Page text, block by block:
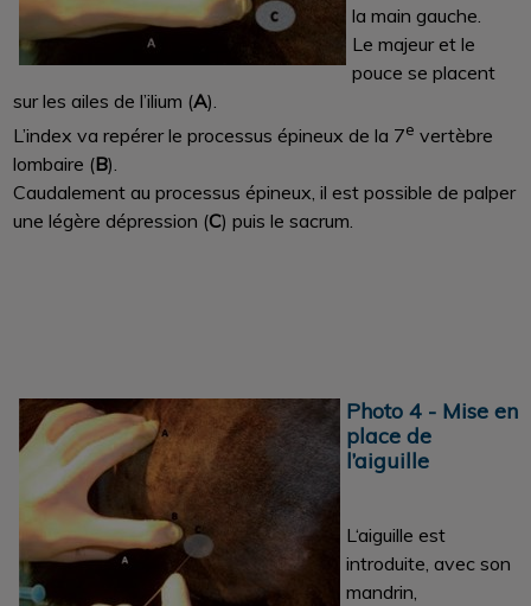
la main gauche.
Le majeur et le
pouce se placent
sur les ailes de l’ilium (A).
L’index va repérer le processus épineux de la 7e vertèbre
lombaire (B).
Caudalement au processus épineux, il est possible de palper
une légère dépression (C) puis le sacrum.
Photo 4 - Mise en
place de
l’aiguille
L‘aiguille est
introduite, avec son
mandrin,